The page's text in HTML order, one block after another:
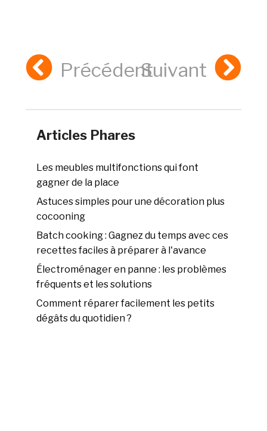
PrécédentSuivant
Articles Phares
Les meubles multifonctions qui font
gagner de la place
Astuces simples pour une décoration plus
cocooning
Batch cooking : Gagnez du temps avec ces
recettes faciles à préparer à l'avance
Électroménager en panne : les problèmes
fréquents et les solutions
Comment réparer facilement les petits
dégâts du quotidien ?